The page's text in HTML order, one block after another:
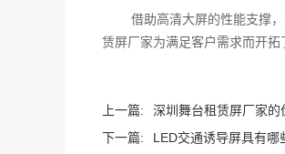
借助高清大屏的性能支撑
赁屏厂家为满足客户需求而开拓
上一篇:
深圳舞台租赁屏厂家的
下一篇:
LED交通诱导屏具有哪